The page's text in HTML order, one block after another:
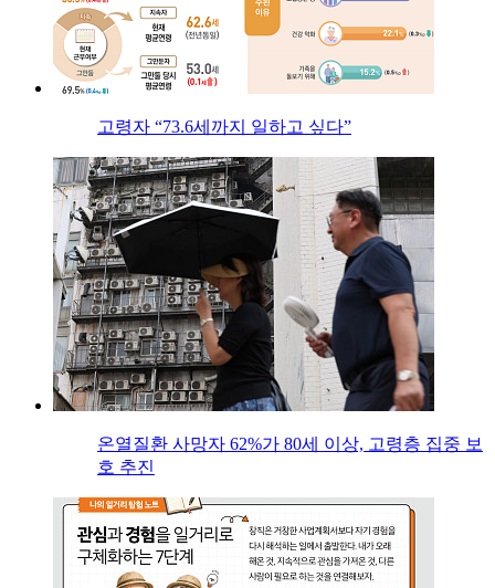
고령자 “73.6세까지 일하고 싶다”
온열질환 사망자 62%가 80세 이상, 고령층 집중 보
호 추진